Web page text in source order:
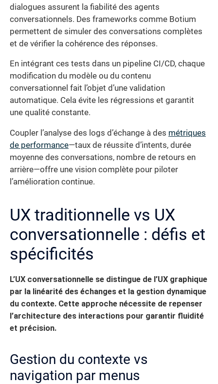
dialogues assurent la fiabilité des agents
conversationnels. Des frameworks comme Botium
permettent de simuler des conversations complètes
et de vérifier la cohérence des réponses.
En intégrant ces tests dans un pipeline CI/CD, chaque
modification du modèle ou du contenu
conversationnel fait l’objet d’une validation
automatique. Cela évite les régressions et garantit
une qualité constante.
Coupler l’analyse des logs d’échange à des métriques
de performance—taux de réussite d’intents, durée
moyenne des conversations, nombre de retours en
arrière—offre une vision complète pour piloter
l’amélioration continue.
UX traditionnelle vs UX
conversationnelle : défis et
spécificités
L’UX conversationnelle se distingue de l’UX graphique
par la linéarité des échanges et la gestion dynamique
du contexte. Cette approche nécessite de repenser
l’architecture des interactions pour garantir fluidité
et précision.
Gestion du contexte vs
navigation par menus